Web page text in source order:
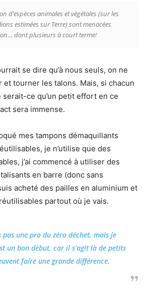
d’espèces animales et végétales (sur les
estimées sur Terre) sont menacées
dont plusieurs à court terme!
se dire qu’à nous seuls, on ne
et tourner les talons. Mais, si chacun
serait-ce qu’un petit effort en ce
sera immense.
mes tampons démaquillants
je n’utilise que des
j’ai commencé à utiliser des
en barre (donc sans
acheté des pailles en aluminium et
partout où je vais.
pas une pro du zéro déchet, mais je
un bon début, car il s’agit là de petits
faire une grande différence.